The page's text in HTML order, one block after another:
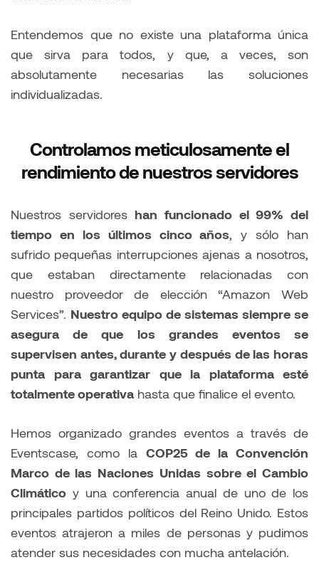
Entendemos que no existe una plataforma única
que sirva para todos, y que, a veces, son
absolutamente necesarias las soluciones
individualizadas.
Controlamos meticulosamente el
rendimiento de nuestros servidores
Nuestros servidores han funcionado el 99% del
tiempo en los últimos cinco años, y sólo han
sufrido pequeñas interrupciones ajenas a nosotros,
que estaban directamente relacionadas con
nuestro proveedor de elección “Amazon Web
Services”. Nuestro equipo de sistemas siempre se
asegura de que los grandes eventos se
supervisen antes, durante y después de las horas
punta para garantizar que la plataforma esté
totalmente operativa hasta que finalice el evento.
Hemos organizado grandes eventos a través de
Eventscase, como la COP25 de la Convención
Marco de las Naciones Unidas sobre el Cambio
Climático y una conferencia anual de uno de los
principales partidos políticos del Reino Unido. Estos
eventos atrajeron a miles de personas y pudimos
atender sus necesidades con mucha antelación.